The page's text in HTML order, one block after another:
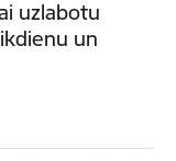
uzlabotu
un